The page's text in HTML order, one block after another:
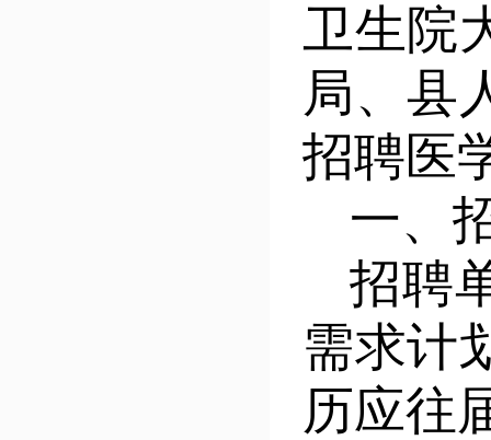
卫生院
局、县
招聘医
一、
招聘
需求计
历应往